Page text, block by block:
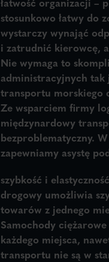
stosunkowo łatwy do
wystarczy wynająć
i zatrudnić kierowcę,
Nie wymaga to
administracyjnych tak
transportu morskiego
Ze wsparciem firmy
międzynardowy
bezproblematyczny.
zapewniamy asystę
szybkość i elastyczność
drogowy umożliwia
towarów z jednego
Samochody
każdego miejsca,
transportu nie są w